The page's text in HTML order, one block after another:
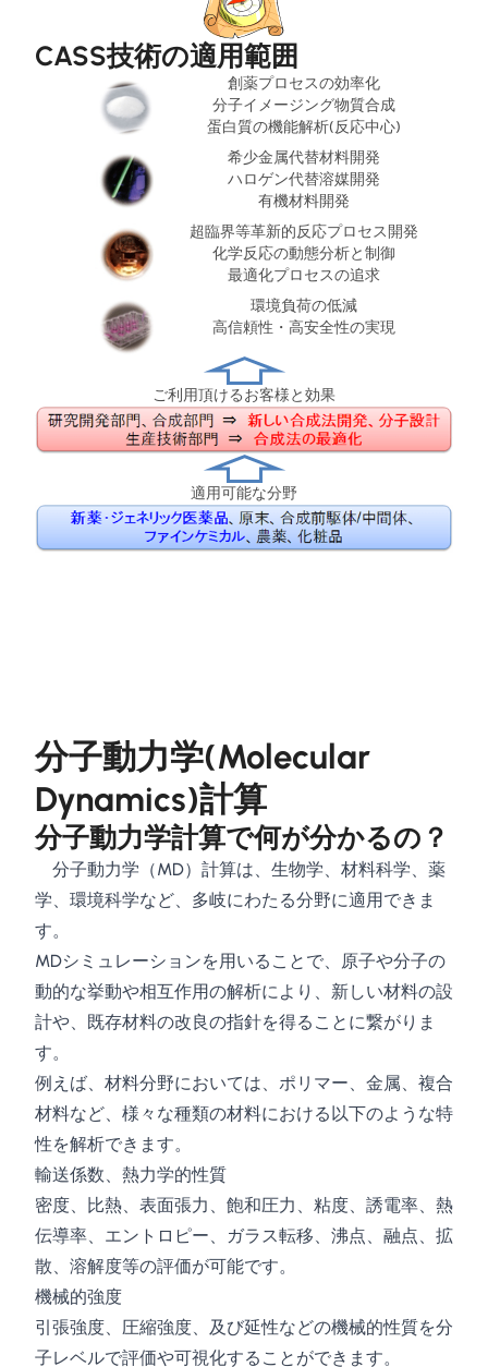
CASS技術の適用範囲
創薬プロセスの効率化
分子イメージング物質合成
蛋白質の機能解析(反応中心)
希少金属代替材料開発
ハロゲン代替溶媒開発
有機材料開発
超臨界等革新的反応プロセス開発
化学反応の動態分析と制御
最適化プロセスの追求
環境負荷の低減
高信頼性・高安全性の実現
ご利用頂けるお客様と効果
適用可能な分野
分子動力学(Molecular
Dynamics)計算
分子動力学計算で何が分かるの？
分子動力学（MD）計算は、生物学、材料科学、薬
学、環境科学など、多岐にわたる分野に適用できま
す。
MDシミュレーションを用いることで、原子や分子の
動的な挙動や相互作用の解析により、新しい材料の設
計や、既存材料の改良の指針を得ることに繋がりま
す。
例えば、材料分野においては、ポリマー、金属、複合
材料など、様々な種類の材料における以下のような特
性を解析できます。
輸送係数、熱力学的性質
密度、比熱、表面張力、飽和圧力、粘度、誘電率、熱
伝導率、エントロピー、ガラス転移、沸点、融点、拡
散、溶解度等の評価が可能です。
機械的強度
引張強度、圧縮強度、及び延性などの機械的性質を分
子レベルで評価や可視化することができます。